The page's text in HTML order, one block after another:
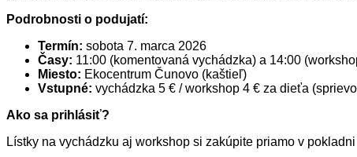
Podrobnosti o podujatí:
Termín: sobota 7. marca 2026
Časy: 11:00 (komentovaná vychádzka) a 14:00
Miesto: Ekocentrum Čunovo (kaštieľ)
Vstupné: vychádzka 5 € / workshop 4 € za dieťa
Ako sa prihlásiť?
Lístky na vychádzku aj workshop si zakúpite priamo v